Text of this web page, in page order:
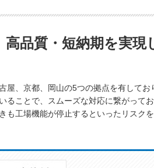
高品質・短納期を実現
屋、京都、岡山の5つの拠点を有して
ることで、スムーズな対応に繋がって
も工場機能が停止するといったリスク